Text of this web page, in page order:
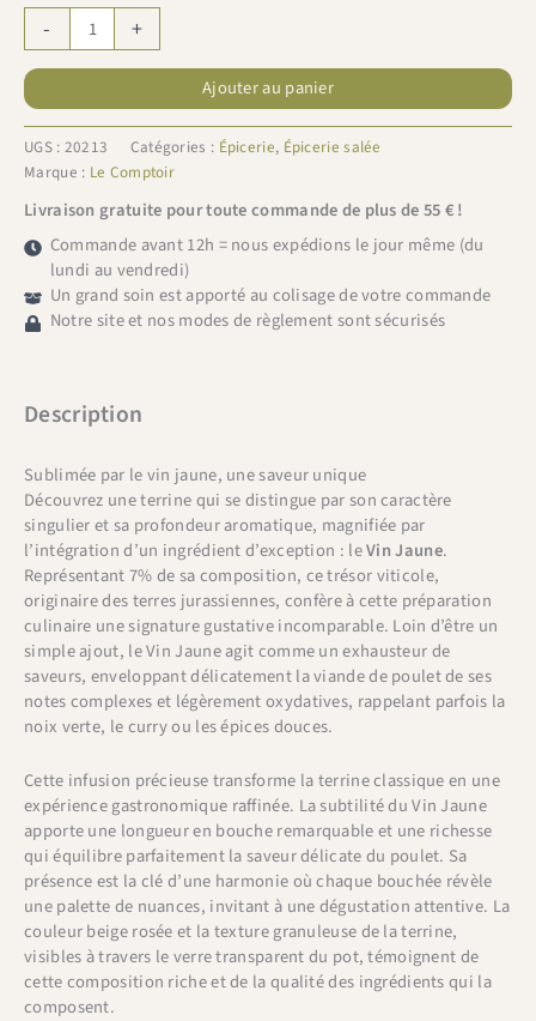
-
de
Le
Comptoir
au
Poulet
jaune
90g
+
Ajouter au panier
UGS : 20213 Catégories : Épicerie, Épicerie salée
Marque : Le Comptoir
Livraison gratuite pour toute commande de plus de 55 € !
Commande avant 12h = nous expédions le jour même (du
lundi au vendredi)
Un grand soin est apporté au colisage de votre commande
Notre site et nos modes de règlement sont sécurisés
Description
Sublimée par le vin jaune, une saveur unique
Découvrez une terrine qui se distingue par son caractère
singulier et sa profondeur aromatique, magnifiée par
l’intégration d’un ingrédient d’exception : leVin Jaune.
Représentant 7% de sa composition, ce trésor viticole,
originaire des terres jurassiennes, confère à cette préparation
culinaire une signature gustative incomparable. Loin d’être un
simple ajout, le Vin Jaune agit comme un exhausteur de
saveurs, enveloppant délicatement la viande de poulet de ses
notes complexes et légèrement oxydatives, rappelant parfois la
noix verte, le curry ou les épices douces.
Cette infusion précieuse transforme la terrine classique en une
expérience gastronomique raffinée. La subtilité du Vin Jaune
apporte une longueur en bouche remarquable et une richesse
qui équilibre parfaitement la saveur délicate du poulet. Sa
présence est la clé d’une harmonie où chaque bouchée révèle
une palette de nuances, invitant à une dégustation attentive. La
couleur beige rosée et la texture granuleuse de la terrine,
visibles à travers le verre transparent du pot, témoignent de
cette composition riche et de la qualité des ingrédients qui la
composent.